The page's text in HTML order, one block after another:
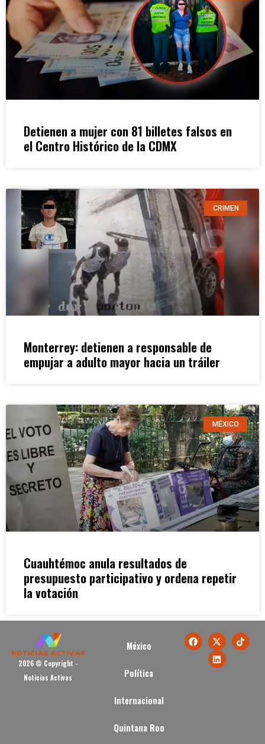
Detienen a mujer con 81 billetes falsos en
el Centro Histórico de la CDMX
CRIMEN
Monterrey: detienen a responsable de
empujar a adulto mayor hacia un tráiler
MÉXICO
Cuauhtémoc anula resultados de
presupuesto participativo y ordena repetir
la votación
2026 © Copyright -
Noticias Activas
México
Política
Internacional
Quintana Roo